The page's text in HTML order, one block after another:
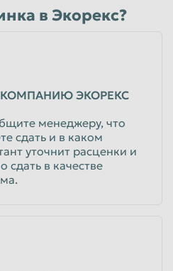
в Экорекс?
КОМПАНИЮ ЭКОРЕКС
менеджеру, что
сдать и в каком
уточнит расценки и
сдать в качестве